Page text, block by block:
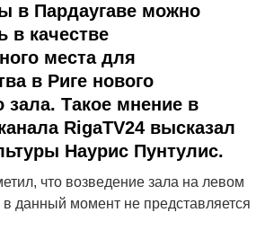
в Пардаугаве можно
в качестве
места для
в Риге нового
зала. Такое мнение в
RigaTV24 высказал
Наурис Пунтулис.
что возведение зала на левом
в данный момент не представляется